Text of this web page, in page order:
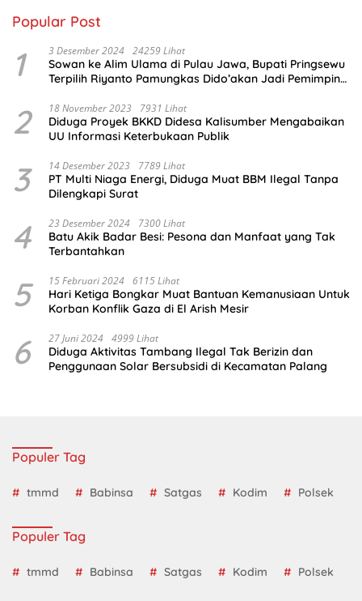
Popular Post
1 3 Desember 2024 24259 Lihat
Sowan ke Alim Ulama di Pulau Jawa, Bupati Pringsewu
Terpilih Riyanto Pamungkas Dido’akan Jadi Pemimpin
2 18 November 2023 7931 Lihat
Diduga Proyek BKKD Didesa Kalisumber Mengabaikan
UU Informasi Keterbukaan Publik
3 14 Desember 2023 7789 Lihat
PT Multi Niaga Energi, Diduga Muat BBM Ilegal Tanpa
Dilengkapi Surat
4 23 Desember 2024 7300 Lihat
Batu Akik Badar Besi: Pesona dan Manfaat yang Tak
Terbantahkan
5 15 Februari 2024 6115 Lihat
Hari Ketiga Bongkar Muat Bantuan Kemanusiaan Untuk
Korban Konflik Gaza di El Arish Mesir
6 27 Juni 2024 4999 Lihat
Diduga Aktivitas Tambang Ilegal Tak Berizin dan
Penggunaan Solar Bersubsidi di Kecamatan Palang
Populer Tag
tmmd Babinsa Satgas Kodim Polsek
Populer Tag
tmmd Babinsa Satgas Kodim Polsek